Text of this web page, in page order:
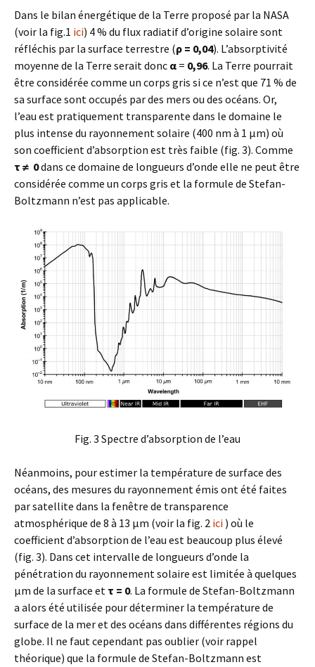
Dans le bilan énergétique de la Terre proposé par la NASA
(voir la fig.1 ici) 4 % du flux radiatif d’origine solaire sont
réfléchis par la surface terrestre (ρ = 0,04). L’absorptivité
moyenne de la Terre serait donc α = 0,96. La Terre pourrait
être considérée comme un corps gris si ce n’est que 71 % de
sa surface sont occupés par des mers ou des océans. Or,
l’eau est pratiquement transparente dans le domaine le
plus intense du rayonnement solaire (400 nm à 1 µm) où
son coefficient d’absorption est très faible (fig. 3). Comme
τ ≠ 0dans ce domaine de longueurs d’onde elle ne peut être
considérée comme un corps gris et la formule de Stefan-
Boltzmann n’est pas applicable.
Fig. 3 Spectre d’absorption de l’eau
Néanmoins, pour estimer la température de surface des
océans, des mesures du rayonnement émis ont été faites
par satellite dans la fenêtre de transparence
atmosphérique de 8 à 13 µm (voir la fig. 2 ici ) où le
coefficient d’absorption de l’eau est beaucoup plus élevé
(fig. 3). Dans cet intervalle de longueurs d’onde la
pénétration du rayonnement solaire est limitée à quelques
µm de la surface et τ = 0. La formule de Stefan-Boltzmann
a alors été utilisée pour déterminer la température de
surface de la mer et des océans dans différentes régions du
globe. Il ne faut cependant pas oublier (voir rappel
théorique) que la formule de Stefan-Boltzmann est